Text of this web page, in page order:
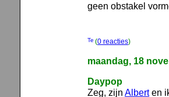
geen obstakel
(0 reacties)
maandag, 18
Daypop
Zeg, zijn Alberten